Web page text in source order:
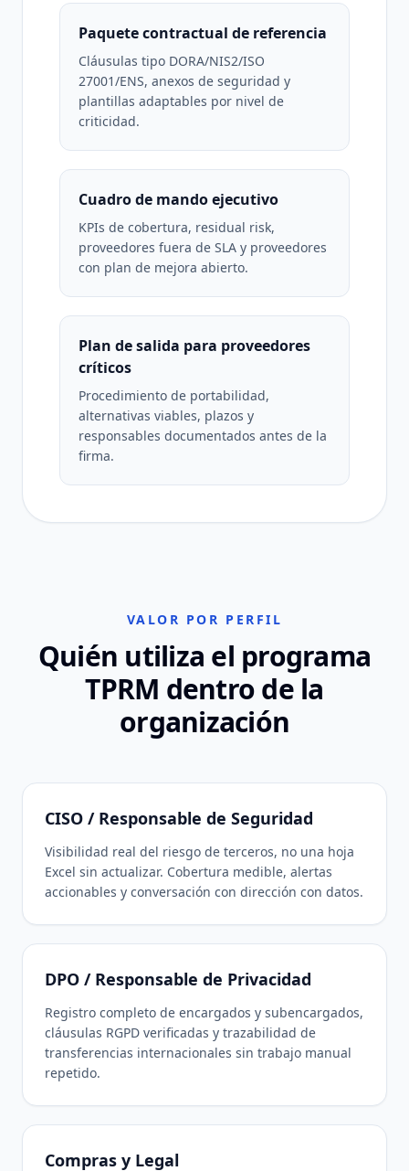
Paquete contractual de referencia
Cláusulas tipo DORA/NIS2/ISO
27001/ENS, anexos de seguridad y
plantillas adaptables por nivel de
criticidad.
Cuadro de mando ejecutivo
KPIs de cobertura, residual risk,
proveedores fuera de SLA y proveedores
con plan de mejora abierto.
Plan de salida para proveedores
críticos
Procedimiento de portabilidad,
alternativas viables, plazos y
responsables documentados antes de la
firma.
VALOR POR PERFIL
Quién utiliza el programa
TPRM dentro de la
organización
CISO / Responsable de Seguridad
Visibilidad real del riesgo de terceros, no una hoja
Excel sin actualizar. Cobertura medible, alertas
accionables y conversación con dirección con datos.
DPO / Responsable de Privacidad
Registro completo de encargados y subencargados,
cláusulas RGPD verificadas y trazabilidad de
transferencias internacionales sin trabajo manual
repetido.
Compras y Legal